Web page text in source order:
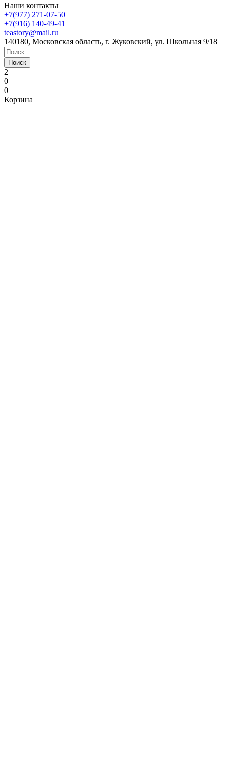
Наши контакты
+7(977) 271-07-50
+7(916) 140-49-41
teastory@mail.ru
140180, Московская область, г. Жуковский, ул. Школьная 9/18
Поиск
2
0
0
Корзина